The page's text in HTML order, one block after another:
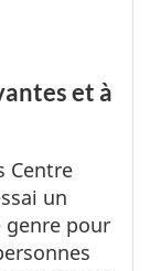
et à
Centre
un
genre pour